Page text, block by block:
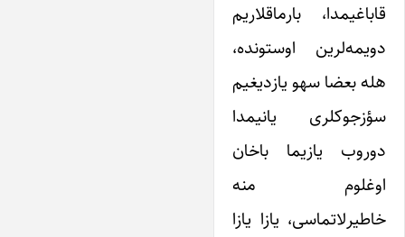
قاباغیمدا، بارماقلاریم
دویمه‌لرین اوستونده،
هله بعضا سهو یازدیغیم
سؤزجوکلری یانیمدا
دوروب یازیما باخان
اوغلوم منه
خاطیرلاتماسی، یازا یازا